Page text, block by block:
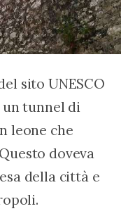
sito UNESCO
un tunnel di
leone che
doveva
della città e